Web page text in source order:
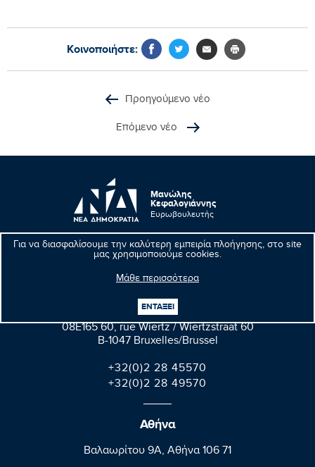
Για να διασφαλίσουμε την καλύτερη εμπειρία πλοήγησης, στο site
μας χρησιμοποιούμε cookies.
Μάθε περισσότερα
ΕΝΤΑΞΕΙ
Κοινοποιήστε:
Προηγούμενο νέο
Επόμενο νέο
Μανώλης
Κεφαλογιάννης
Ευρωβουλευτής
Βρυξέλλες
Parlement européen Bât. Altiero Spinelli
08E165 60, rue Wiertz / Wiertzstraat 60
B-1047 Bruxelles/Brussel
+32(0)2 28 45570
+32(0)2 28 49570
Αθήνα
Βαλαωρίτου 9A, Aθήνα 106 71